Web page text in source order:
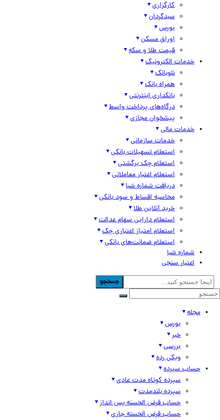
کارگزاری
سبدگردان
بورس
اوراق مسکن
قیمت طلا و سکه
خدمات الکترونیک
نئوبانک
همراه بانک
بانکداری اینترنتی
درگاه‌های پرداخت واسط
پیشخوان مجازی
خدمات مالی
خدمات سازمانی
استعلام تسهیلات بانکی
استعلام چک برگشتی
استعلام اعتبار معاملاتی
دریافت شماره شبا
محاسبه اقساط و سود بانکی
خرید آنلاین طلا
استعلام دارایی سهام عدالت
استعلام امتیاز اعتباری چک
استعلام ضمانت‌های بانکی
شماره شبا
اعتبار سنجی
جستجو
مجله
بورس
خبر
بررسی
ویکی رده
حساب سپرده
سپرده کوتاه مدت عادی
سپرده بلندمدت
حساب قرض الحسنه پس انداز
حساب قرض الحسنه جاری